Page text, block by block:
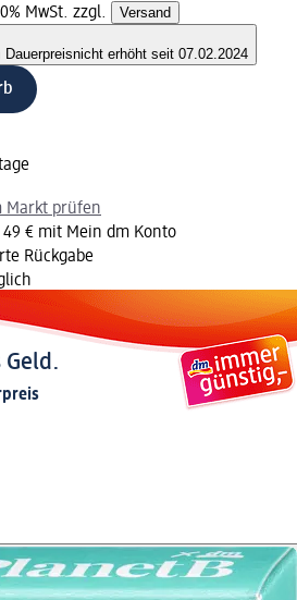
MwSt. zzgl. Versand
Dauerpreisnicht erhöht seit 07.02.2024
Markt prüfen
€ mit Mein dm Konto
Rückgabe
Geld.